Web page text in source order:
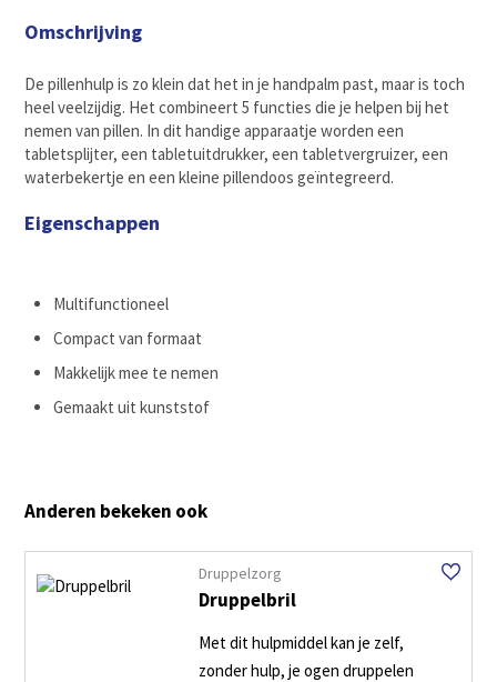
Omschrijving
De pillenhulp is zo klein dat het in je handpalm past, maar is toch
heel veelzijdig. Het combineert 5 functies die je helpen bij het
nemen van pillen. In dit handige apparaatje worden een
tabletsplijter, een tabletuitdrukker, een tabletvergruizer, een
waterbekertje en een kleine pillendoos geïntegreerd.
Eigenschappen
Multifunctioneel
Compact van formaat
Makkelijk mee te nemen
Gemaakt uit kunststof
Anderen bekeken ook
Druppelzorg
Druppelbril
Met dit hulpmiddel kan je zelf,
zonder hulp, je ogen druppelen